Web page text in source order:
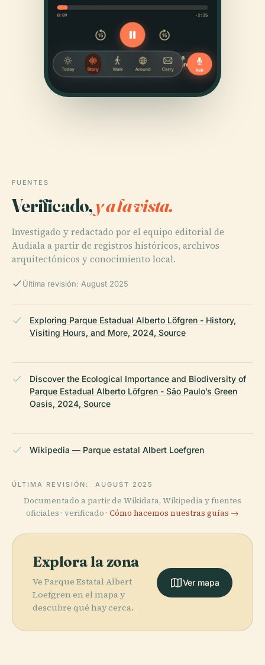
FUENTES
Verificado,y a la vista.
Investigado y redactado por el equipo editorial de
Audiala a partir de registros históricos, archivos
arquitectónicos y conocimiento local.
Última revisión: August 2025
Exploring Parque Estadual Alberto Löfgren - History,
Visiting Hours, and More, 2024, Source
Discover the Ecological Importance and Biodiversity of
Parque Estadual Alberto Löfgren - São Paulo’s Green
Oasis, 2024, Source
Wikipedia — Parque estatal Albert Loefgren
ÚLTIMA REVISIÓN: AUGUST 2025
Documentado a partir de Wikidata, Wikipedia y fuentes
oficiales · verificado · Cómo hacemos nuestras guías →
Explora la zona
Ve Parque Estatal Albert
Loefgren en el mapa y
descubre qué hay cerca.
Ver mapa